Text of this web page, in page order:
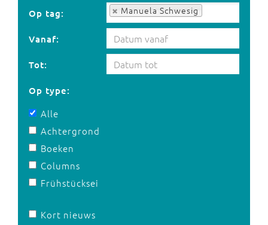
Op tag: Manuela Schwesig
Op tag:
Vanaf:
Tot:
Op type:
Alle
Achtergrond
Boeken
Columns
Frühstücksei
Kort nieuws